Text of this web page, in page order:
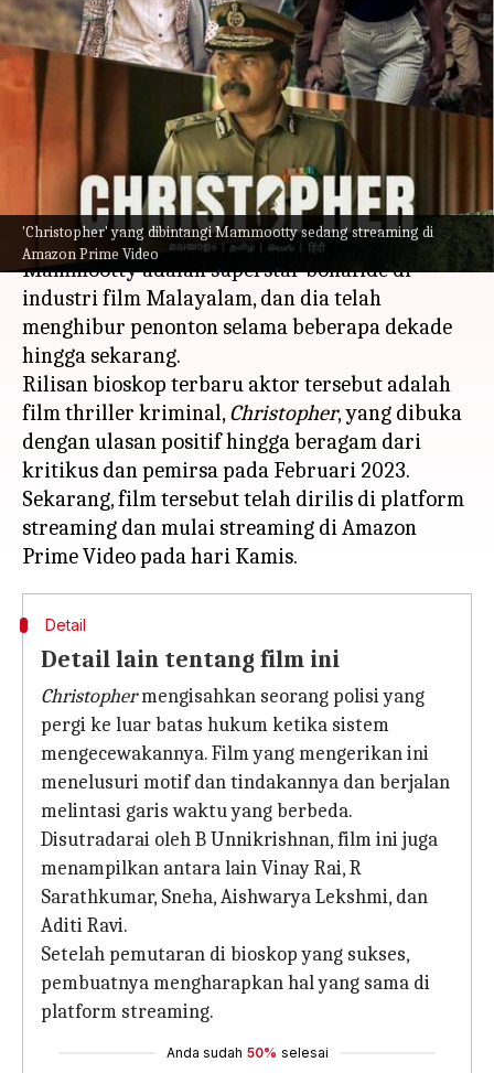
'Christopher' yang dibintangi Mammootty sedang streaming di
Amazon Prime Video
Film terbaru Mammootty
'Christopher' sekarang
streaming di Amazon Prime
Video
menulis Bob Mar 10, 2023 12:40 pm
Apa ceritanya
Mammootty adalah superstar bonafide di
industri film Malayalam, dan dia telah
menghibur penonton selama beberapa dekade
hingga sekarang.
Rilisan bioskop terbaru aktor tersebut adalah
film thriller kriminal,Christopher, yang dibuka
dengan ulasan positif hingga beragam dari
kritikus dan pemirsa pada Februari 2023.
Sekarang, film tersebut telah dirilis di platform
streaming dan mulai streaming di Amazon
Detail
Detail lain tentang film ini
Christophermengisahkan seorang polisi yang
pergi ke luar batas hukum ketika sistem
mengecewakannya. Film yang mengerikan ini
menelusuri motif dan tindakannya dan berjalan
melintasi garis waktu yang berbeda.
Disutradarai oleh B Unnikrishnan, film ini juga
menampilkan antara lain Vinay Rai, R
Sarathkumar, Sneha, Aishwarya Lekshmi, dan
Aditi Ravi.
Setelah pemutaran di bioskop yang sukses,
pembuatnya mengharapkan hal yang sama di
platform streaming.
Anda sudah 50% selesai